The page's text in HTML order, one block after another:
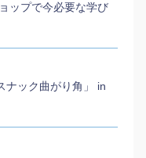
ップで今必要な学び
ナック曲がり角」 in